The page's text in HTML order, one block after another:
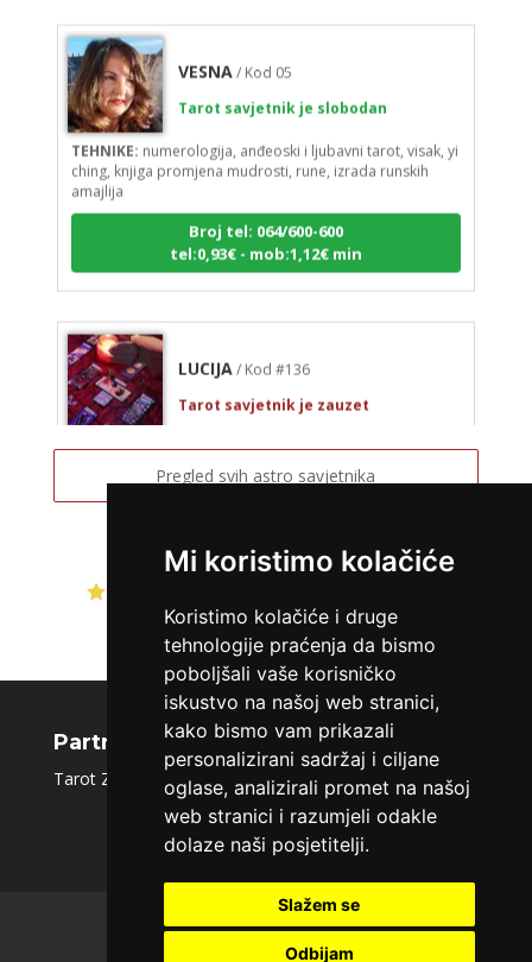
Mi koristimo kolačiće
Koristimo kolačiće i druge
tehnologije praćenja da bismo
poboljšali vaše korisničko
iskustvo na našoj web stranici,
kako bismo vam prikazali
personalizirani sadržaj i ciljane
oglase, analizirali promet na našoj
web stranici i razumjeli odakle
dolaze naši posjetitelji.
Slažem se
Odbijam
VESNA / Kod 05
Tarot savjetnik je slobodan
TEHNIKE: numerologija, anđeoski i ljubavni tarot, visak, yi
ching, knjiga promjena mudrosti, rune, izrada runskih
amajlija
Broj tel: 064/600-600
tel:0,93€ - mob:1,12€ min
LUCIJA / Kod #136
Tarot savjetnik je zauzet
Broj tel: 064/600-600
VESNA/ Kod 05
Tarot savjetnik je slobodan
numerologija, anđeoski i ljubavni tarot, visak, yi
ching, knjiga promjena mudrosti, rune, izrada runskih
amajlija
Broj tel: 064/600-600
tel:0,93€ - mob:1,12€ min
Pregled svih astro savjetnika
Partnerski portali
Tarot Zlatna Zora|Sms tarot|Moj Tarot|Tarot.hr
O nama
Polica privatnosti
Kontakt